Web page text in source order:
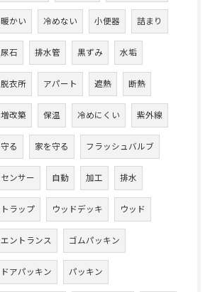
暖かい 冷めない 小便器 詰まり
尿石 排水管 黒ずみ 水垢
脱衣所 アパート 遮熱 断熱
増改築 保温 冷めにくい 紫外線
守る 家を守る フラッシュバルブ
センサー 自動 加工 排水
トラップ ウッドデッキ ウッド
エントランス ゴムパッキン
ドアパッキン パッキン